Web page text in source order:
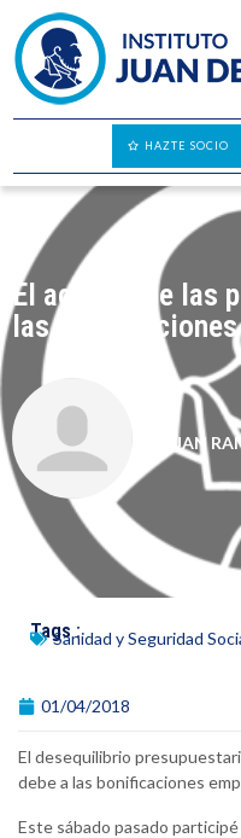
HAZTE SOCIO
El agujero de las
las
JUAN
Tags :Sanidad y Seguridad
01/04/2018
El desequilibrio
debe a las bonificaciones
Este sábado pasado participé